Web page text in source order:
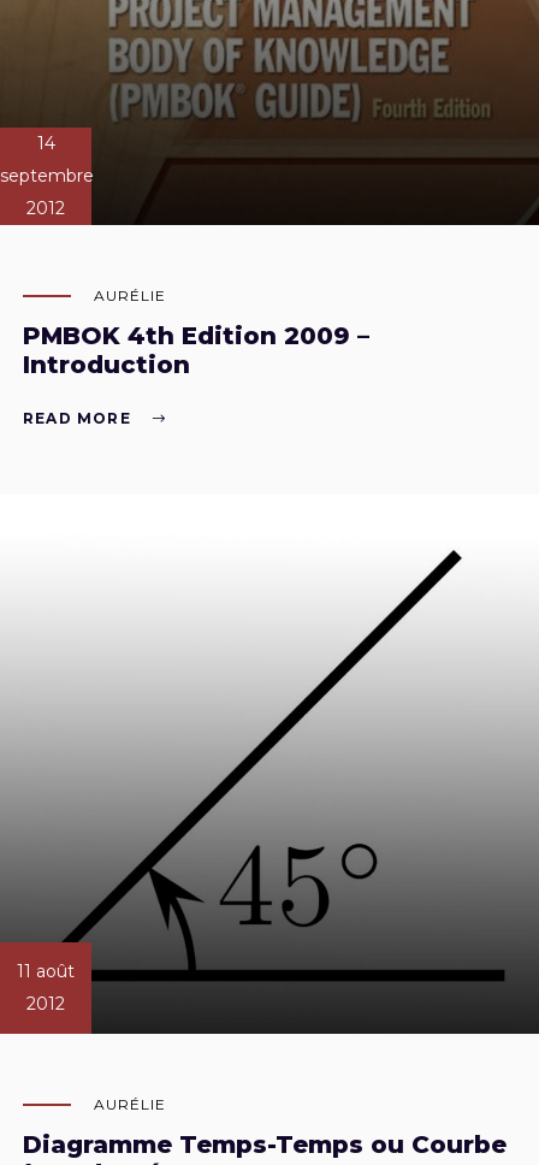
14
septembre
2012
AURÉLIE
PMBOK 4th Edition 2009 –
Introduction
READ MORE
11 août
2012
AURÉLIE
Diagramme Temps-Temps ou Courbe